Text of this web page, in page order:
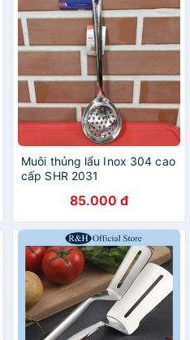
Muôi thủng lẩu Inox 304 cao
cấp SHR 2031
85.000 đ